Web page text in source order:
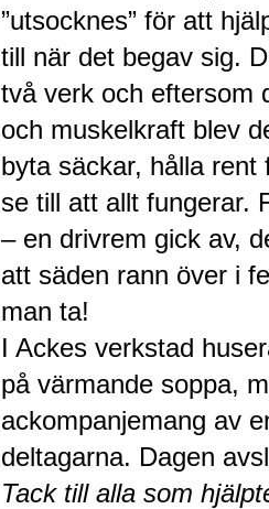
”utsocknes” för att
till när det begav sig.
två verk och eftersom
och muskelkraft blev
byta säckar, hålla
se till att allt fungerar.
– en drivrem gick av,
att säden rann över i
man ta!
I Ackes verkstad
på värmande soppa,
ackompanjemang av
deltagarna. Dagen
Tack till alla som